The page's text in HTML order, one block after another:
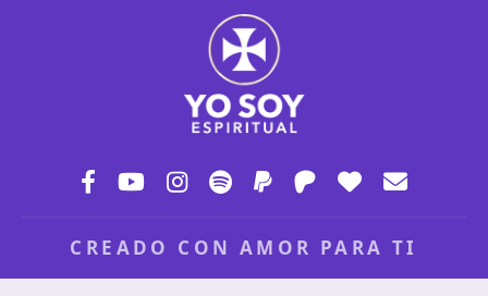
CREADO CON AMOR PARA TI